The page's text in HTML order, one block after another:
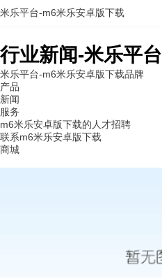
行业新闻-米乐平台
米乐平台-m6米乐安卓版下载品牌
产品
新闻
服务
m6米乐安卓版下载的人才招聘
联系m6米乐安卓版下载
商城
米乐平台-m6米乐安卓版下载